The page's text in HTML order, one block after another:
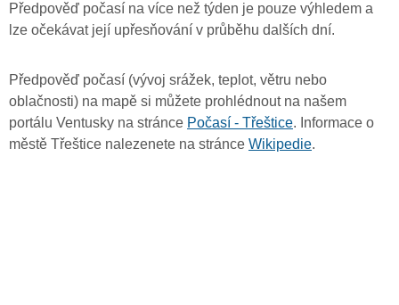
Předpověď počasí na více než týden je pouze výhledem a
lze očekávat její upřesňování v průběhu dalších dní.
Předpověď počasí (vývoj srážek, teplot, větru nebo
oblačnosti) na mapě si můžete prohlédnout na našem
portálu Ventusky na stránce Počasí - Třeštice. Informace o
městě Třeštice nalezenete na stránce Wikipedie.